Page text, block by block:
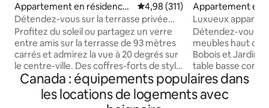
Appartement en résidence ⋅
Toronto
Évaluation moyenne sur la
4,98 (311)
Détendez-vous sur la terrasse privée
d'une oasis en centre-ville
Profitez du soleil ou partagez un verre
entre amis sur la terrasse de 93 mètres
carrés et admirez la vue à 20 degrés sur
le centre-ville. Des coffres-forts de style
hôtelier, des coussins Missoni et des
œuvres d'art modernes ajoutent une
touche de luxe à cet appartement. Tout
Appartement en
⋅ Toronto
Luxueux
carrés avec
2 chambres
Détendez-vous
meubles haut de
Bobois et Jardin
table basse
terrasse de 1 000
vue à 270 degrés
voyageurs ont
Canada : équipements populaires dans
les locations de logements avec